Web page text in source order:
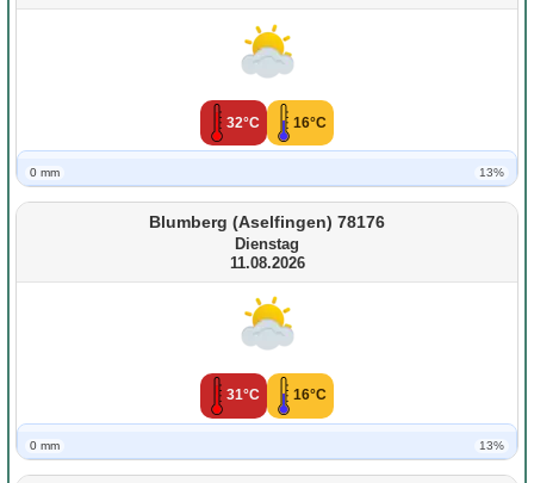
32°C 16°C
0 mm 13%
Blumberg (Aselfingen) 78176
Dienstag
11.08.2026
31°C 16°C
0 mm 13%